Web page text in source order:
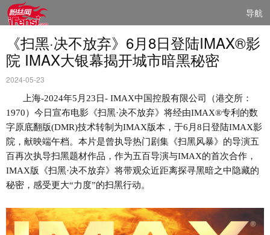
导航
《扫黑·决不放弃》6月8日登陆IMAX®影
院 IMAX大银幕揭开城市暗黑秘密
2024-05-23
上海-2024年5月23日- IMAX中国控股有限公司（港交所：
1970）今日宣布电影《扫黑·决不放弃》将经由IMAX®专利的数
字原底翻版(DMR)技术转制为IMAX版本，于6月8日登陆IMAX影
院，献映端午档。本片是曾执导热门剧集《扫黑风暴》的导演五
百再次执导扫黑题材作品，作为五百导演与IMAX的首次合作，
IMAX版《扫黑·决不放弃》将带观众近距离探寻黑暗之中隐藏的
秘密，感受更大“力度”的扫黑行动。